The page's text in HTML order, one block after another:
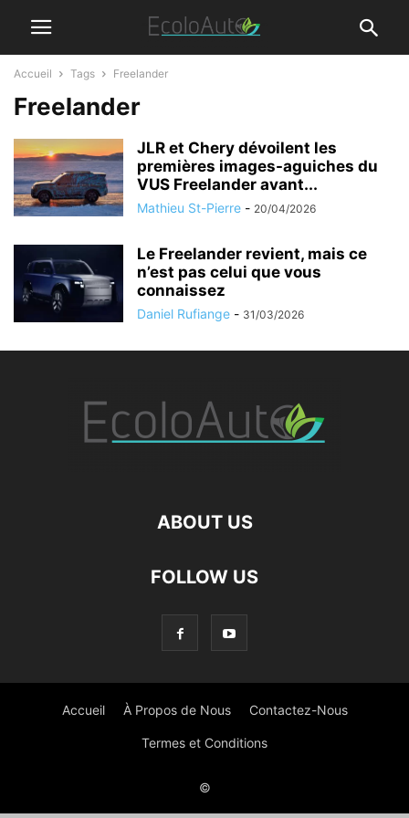
Accueil Tags Freelander
Freelander
JLR et Chery dévoilent les
premières images-aguiches du
VUS Freelander avant...
Mathieu St-Pierre - 20/04/2026
Le Freelander revient, mais ce
n’est pas celui que vous
connaissez
Daniel Rufiange - 31/03/2026
ABOUT US
FOLLOW US
Accueil À Propos de Nous Contactez-Nous
Termes et Conditions
©